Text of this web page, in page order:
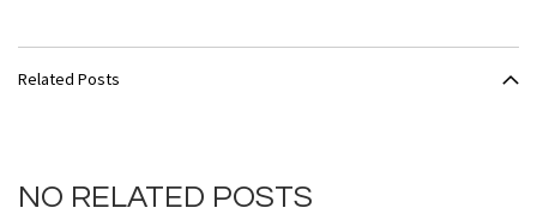
Related Posts
NO RELATED POSTS